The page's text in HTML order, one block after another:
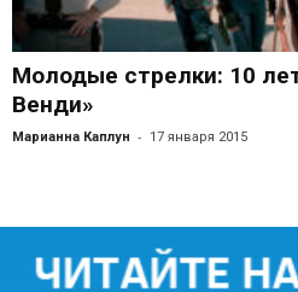
Молодые стрелки: 10
Венди»
Марианна Каплун - 17 января 2015